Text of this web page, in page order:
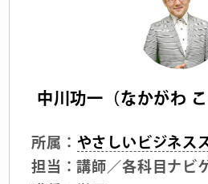
中川功一（なかがわ こ
所属： やさしいビジネス
担当：講師／各科目ナビ